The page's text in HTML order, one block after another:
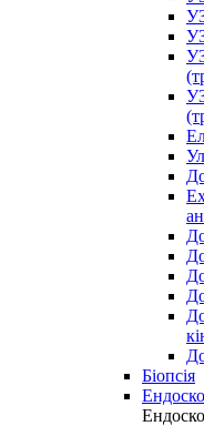
Біопсія